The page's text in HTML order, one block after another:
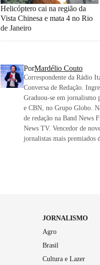
Helicóptero cai na região da
Vista Chinesa e mata 4 no Rio
de Janeiro
PorMardélio Couto
Correspondente da Rádio
Conversa de Redação.
Graduou-se em jornalismo
e CBN, no Grupo Globo.
de redação na Band News
News TV. Vencedor de
jornalistas mais premiados
JORNALISMO
Agro
Brasil
Cultura e Lazer